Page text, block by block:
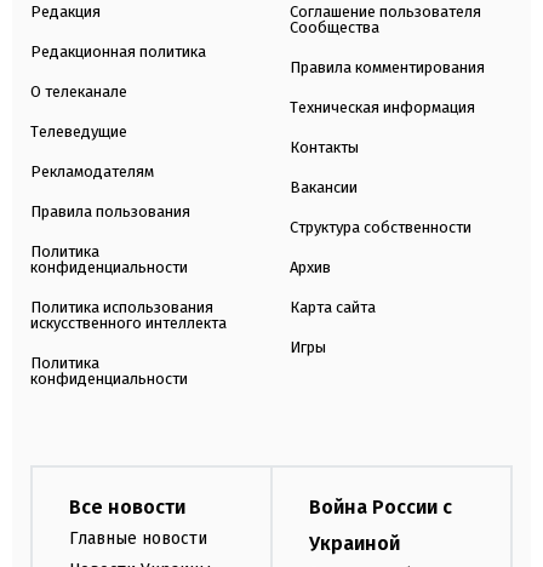
Редакция
Редакционная политика
О телеканале
Телеведущие
Рекламодателям
Правила пользования
Политика
конфиденциальности
Политика использования
искусственного интеллекта
Политика
конфиденциальности
Соглашение пользователя
Сообщества
Правила комментирования
Техническая информация
Контакты
Вакансии
Структура собственности
Архив
Карта сайта
Игры
Все новости
Главные новости
Война России с
Украиной